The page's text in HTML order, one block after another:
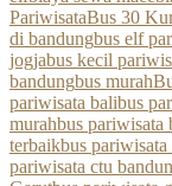
PariwisataBus 30
di bandungbus elf
jogjabus kecil
bandungbus murah
pariwisata balibus
murahbus pariwisata
terbaikbus
pariwisata ctu